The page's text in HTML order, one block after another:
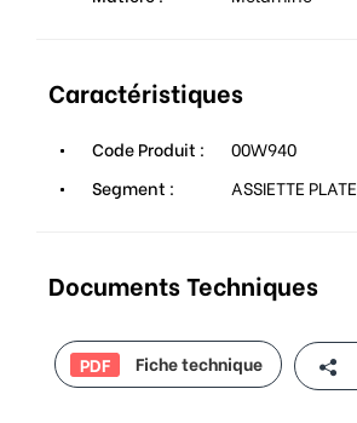
Caractéristiques
Code Produit :
00W940
Segment :
ASSIETTE PLATE
Documents Techniques
PDF Fiche technique